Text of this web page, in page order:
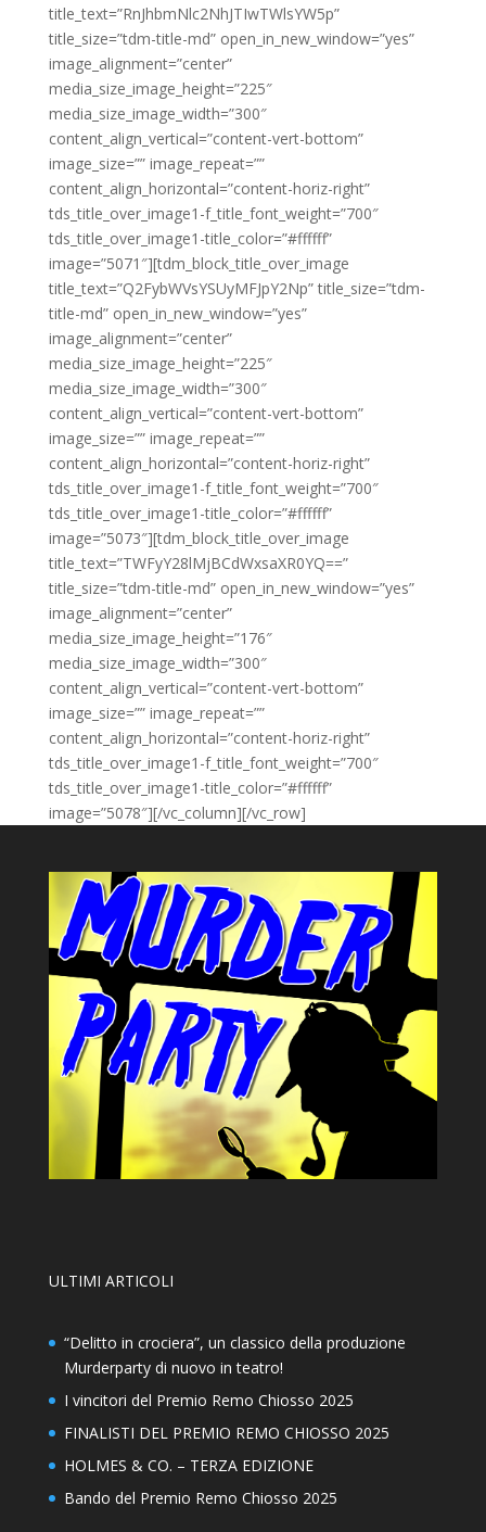
title_text=”RnJhbmNlc2NhJTIwTWlsYW5p”
title_size=”tdm-title-md” open_in_new_window=”yes”
image_alignment=”center”
media_size_image_height=”225″
media_size_image_width=”300″
content_align_vertical=”content-vert-bottom”
image_size=”” image_repeat=””
content_align_horizontal=”content-horiz-right”
tds_title_over_image1-f_title_font_weight=”700″
tds_title_over_image1-title_color=”#ffffff”
image=”5071″][tdm_block_title_over_image
title_text=”Q2FybWVsYSUyMFJpY2Np” title_size=”tdm-
title-md” open_in_new_window=”yes”
image_alignment=”center”
media_size_image_height=”225″
media_size_image_width=”300″
content_align_vertical=”content-vert-bottom”
image_size=”” image_repeat=””
content_align_horizontal=”content-horiz-right”
tds_title_over_image1-f_title_font_weight=”700″
tds_title_over_image1-title_color=”#ffffff”
image=”5073″][tdm_block_title_over_image
title_text=”TWFyY28lMjBCdWxsaXR0YQ==”
title_size=”tdm-title-md” open_in_new_window=”yes”
image_alignment=”center”
media_size_image_height=”176″
media_size_image_width=”300″
content_align_vertical=”content-vert-bottom”
image_size=”” image_repeat=””
content_align_horizontal=”content-horiz-right”
tds_title_over_image1-f_title_font_weight=”700″
tds_title_over_image1-title_color=”#ffffff”
image=”5078″][/vc_column][/vc_row]
ULTIMI ARTICOLI
“Delitto in crociera”, un classico della produzione
Murderparty di nuovo in teatro!
I vincitori del Premio Remo Chiosso 2025
FINALISTI DEL PREMIO REMO CHIOSSO 2025
HOLMES & CO. – TERZA EDIZIONE
Bando del Premio Remo Chiosso 2025